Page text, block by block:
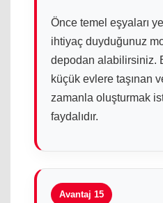
Önce temel eşyaları
ihtiyaç duyduğunuz
depodan alabilirsiniz.
küçük evlere taşınan
zamanla oluşturmak
faydalıdır.
Avantaj 15